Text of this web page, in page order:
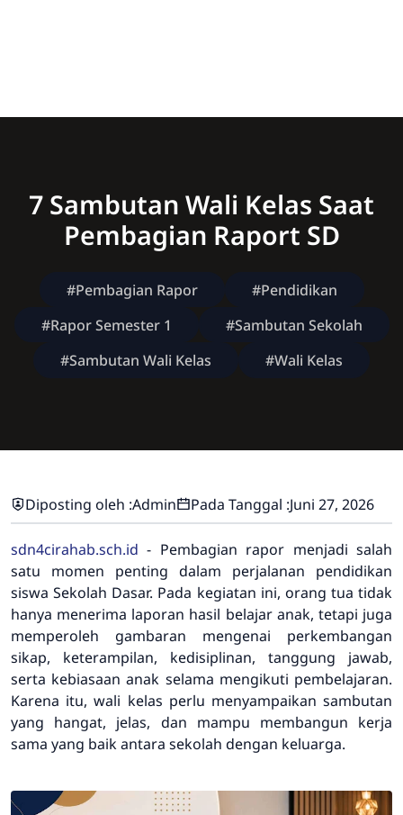
7 Sambutan Wali Kelas Saat
Pembagian Raport SD
#Pembagian Rapor
#Pendidikan
#Rapor Semester 1
#Sambutan Sekolah
#Sambutan Wali Kelas
#Wali Kelas
Diposting oleh :Admin Pada Tanggal :Juni 27, 2026
sdn4cirahab.sch.id - Pembagian rapor menjadi salah
satu momen penting dalam perjalanan pendidikan
siswa Sekolah Dasar. Pada kegiatan ini, orang tua tidak
hanya menerima laporan hasil belajar anak, tetapi juga
memperoleh gambaran mengenai perkembangan
sikap, keterampilan, kedisiplinan, tanggung jawab,
serta kebiasaan anak selama mengikuti pembelajaran.
Karena itu, wali kelas perlu menyampaikan sambutan
yang hangat, jelas, dan mampu membangun kerja
sama yang baik antara sekolah dengan keluarga.